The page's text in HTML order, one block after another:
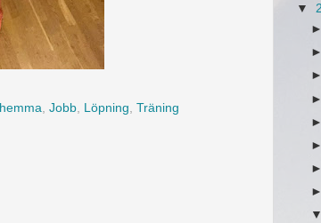
hemma Jobb Löpning Träning
▼